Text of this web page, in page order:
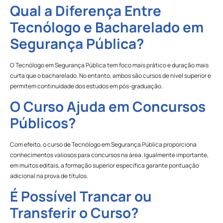
Qual a Diferença Entre
Tecnólogo e Bacharelado em
Segurança Pública?
O Tecnólogo em Segurança Pública tem foco mais prático e duração mais
curta que o bacharelado. No entanto, ambos são cursos de nível superior e
permitem continuidade dos estudos em pós-graduação.
O Curso Ajuda em Concursos
Públicos?
Com efeito, o curso de Tecnólogo em Segurança Pública proporciona
conhecimentos valiosos para concursos na área. Igualmente importante,
em muitos editais, a formação superior específica garante pontuação
adicional na prova de títulos.
É Possível Trancar ou
Transferir o Curso?